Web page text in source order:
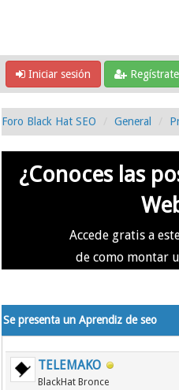
Iniciar sesión Regístrate
Foro Black Hat SEO General
¿Conoces las
Accede gratis a
de como montar
Se presenta un Aprendiz de seo
TELEMAKO
BlackHat Bronce